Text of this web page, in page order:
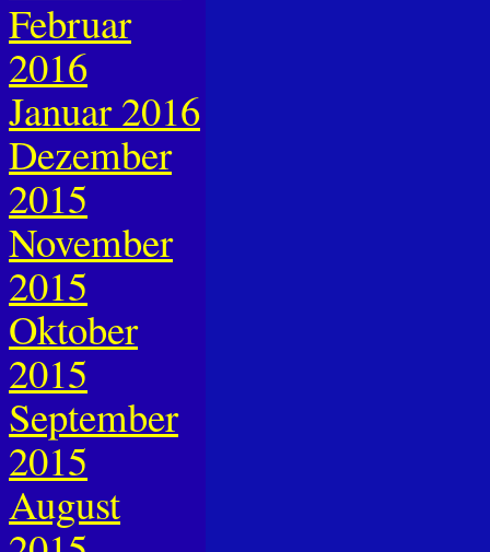
Februar
2016
Januar 2016
Dezember
2015
November
2015
Oktober
2015
September
2015
August